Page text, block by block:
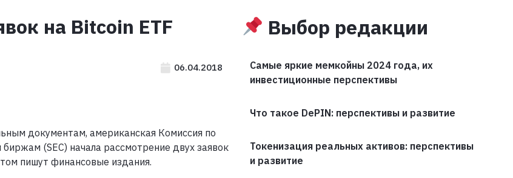
на Bitcoin ETF
06.04.2018
документам, американская Комиссия по
(SEC) начала рассмотрение двух заявок
пишут финансовые издания.
Выбор редакции
Самые яркие мемкойны 2024 года, их
инвестиционные перспективы
Что такое DePIN: перспективы и развитие
Токенизация реальных активов: перспективы
и развитие